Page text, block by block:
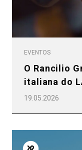
EVENTOS
O Rancilio
italiana do
19.05.2026